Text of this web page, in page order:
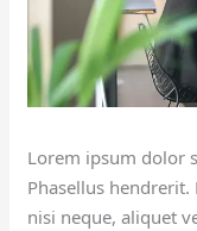
Lorem ipsum dolor
Phasellus
nisi neque, aliquet